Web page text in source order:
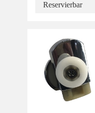
Reservierbar